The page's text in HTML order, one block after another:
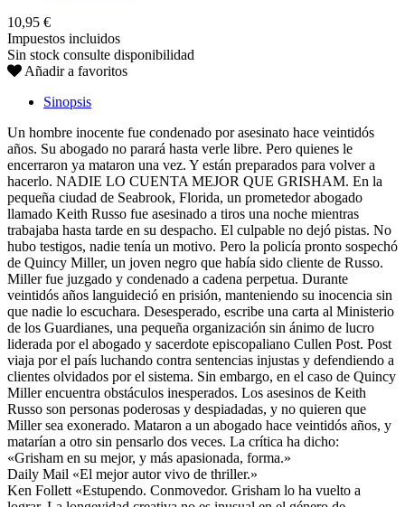
10,95 €
Impuestos incluidos
Sin stock consulte disponibilidad
Añadir a favoritos
Sinopsis
Un hombre inocente fue condenado por asesinato hace veintidós
años. Su abogado no parará hasta verle libre. Pero quienes le
encerraron ya mataron una vez. Y están preparados para volver a
hacerlo. NADIE LO CUENTA MEJOR QUE GRISHAM. En la
pequeña ciudad de Seabrook, Florida, un prometedor abogado
llamado Keith Russo fue asesinado a tiros una noche mientras
trabajaba hasta tarde en su despacho. El culpable no dejó pistas. No
hubo testigos, nadie tenía un motivo. Pero la policía pronto sospechó
de Quincy Miller, un joven negro que había sido cliente de Russo.
Miller fue juzgado y condenado a cadena perpetua. Durante
veintidós años languideció en prisión, manteniendo su inocencia sin
que nadie lo escuchara. Desesperado, escribe una carta al Ministerio
de los Guardianes, una pequeña organización sin ánimo de lucro
liderada por el abogado y sacerdote episcopaliano Cullen Post. Post
viaja por el país luchando contra sentencias injustas y defendiendo a
clientes olvidados por el sistema. Sin embargo, en el caso de Quincy
Miller encuentra obstáculos inesperados. Los asesinos de Keith
Russo son personas poderosas y despiadadas, y no quieren que
Miller sea exonerado. Mataron a un abogado hace veintidós años, y
matarían a otro sin pensarlo dos veces. La crítica ha dicho:
«Grisham en su mejor, y más apasionada, forma.»
Daily Mail «El mejor autor vivo de thriller.»
Ken Follett «Estupendo. Conmovedor. Grisham lo ha vuelto a